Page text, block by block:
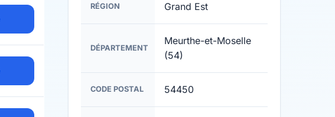
RÉGION Grand Est
DÉPARTEMENT
Meurthe-et-Moselle
(54)
CODE POSTAL 54450